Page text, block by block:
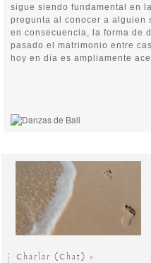
sigue siendo fundamental en
pregunta al conocer a alguien
en consecuencia, la forma de
pasado el matrimonio entre
hoy en día es ampliamente
Charlar (Chat) »